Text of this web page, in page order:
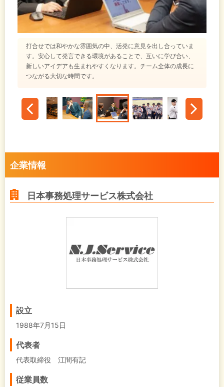
打合せでは和やかな雰囲気の中、活発に意見を出し合っていま
す。安心して発言できる環境があることで、互いに学び合い、
新しいアイデアも生まれやすくなります。チーム全体の成長に
つながる大切な時間です。
企業情報
日本事務処理サービス株式会社
設立
1988年7月15日
代表者
代表取締役 江間有記
従業員数